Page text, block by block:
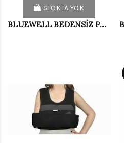
STOKTA YOK
BLUEWELL BEDENSİZ PAT.KAPALI DİZLİK BD010